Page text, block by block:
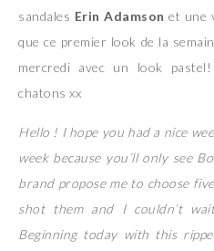
sandales Erin Adamson et une
que ce premier look de la
mercredi avec un look
chatons xx
Hello ! I hope you had a nice
week because you’ll only see
brand propose me to choose
shot them and I couldn’t
Beginning today with this